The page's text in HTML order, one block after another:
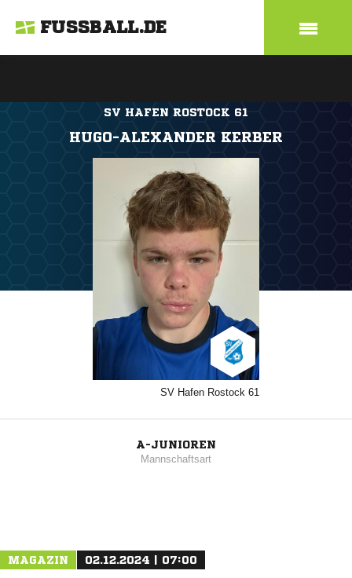
FUSSBALL.DE
SV HAFEN ROSTOCK 61
HUGO-ALEXANDER KERBER
SV Hafen Rostock 61
A-JUNIOREN
Mannschaftsart
MAGAZIN 02.12.2024 | 07:00